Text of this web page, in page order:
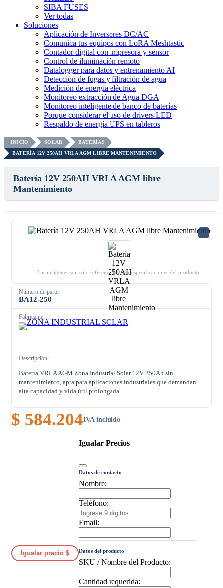
SIBA FUSES
Ver todas
Soluciones
Aplicación de Inversores DC/AC
Comunica tus equipos con LoRA Meshtastic
Contador digital con impresora y sensor
Control de iluminación remoto
Datalogger para datos y entrenamiento AI
Detección de fugas y filtración de agua
Medición de energía eléctrica
Monitoreo extracción de Agua DGA
Monitoreo inteligente de banco de baterías
Porque considerar el uso de drivers LED
Respaldo de energía UPS en tableros
INICIO SOLAR
BATERÍAS
BATERÍA 12V 250AH VRLA AGM LIBRE MANTENIMIENTO
Batería 12V 250AH VRLA AGM libre
Mantenimiento
Las imágenes son solo referenciales. Ver especificaciones del producto.
Número de parte:
BA12-250
Fabricante:
Descripción:
Batería VRLA AGM Zona Industrial Solar 12V 250Ah sin
mantenimiento, apta para aplicaciones industriales que demandan
alta capacidad y vida útil prolongada.
$ 584.204IVA incluido
Igualar precio $
Igualar Precios
Datos de contacto
Nombre:
Teléfono:
Email:
Datos del producto
SKU / Nombre del Producto:
Cantidad requerida: